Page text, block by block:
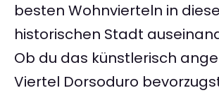
besten Wohnvierteln in
historischen Stadt
Ob du das künstlerisch
Viertel Dorsoduro